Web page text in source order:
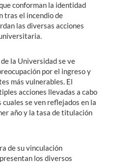
conforman la identidad
tras el incendio de
las diversas acciones
la Universidad se ve
por el ingreso y
más vulnerables. El
acciones llevadas a cabo
se ven reflejados en la
año y la tasa de titulación
de su vinculación
los diversos